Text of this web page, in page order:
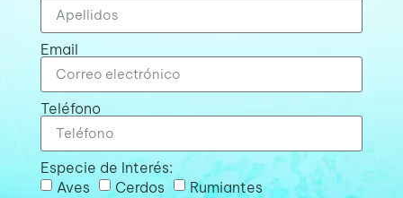
Email
Teléfono
Especie de Interés:
Aves
Cerdos
Rumiantes